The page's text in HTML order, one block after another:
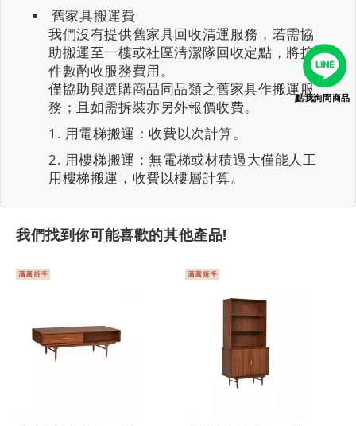
舊家具搬運費
我們沒有提供舊家具回收清運服務，若需協
助搬運至一樓或社區清潔隊回收定點，將按
件數酌收服務費用。
僅協助與選購商品同品類之舊家具作搬運服
務；且如需拆裝亦另外報價收費。
用電梯搬運：收費以次計算。
用樓梯搬運：無電梯或材積過大僅能人工
用樓梯搬運，收費以樓層計算。
我們找到你可能喜歡的其他產品!
點我詢問商品